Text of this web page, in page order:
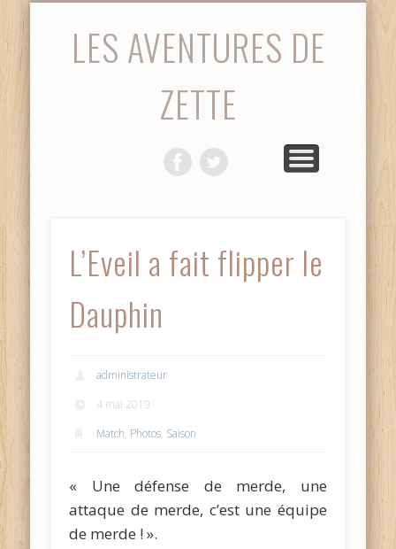
LES AVENTURES DE
ZETTE
L’Eveil a fait flipper le
Dauphin
administrateur
4 mai 2019
Match, Photos, Saison
« Une défense de merde, une
attaque de merde, c’est une équipe
de merde ! ».